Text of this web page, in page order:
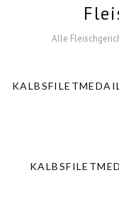
Alle